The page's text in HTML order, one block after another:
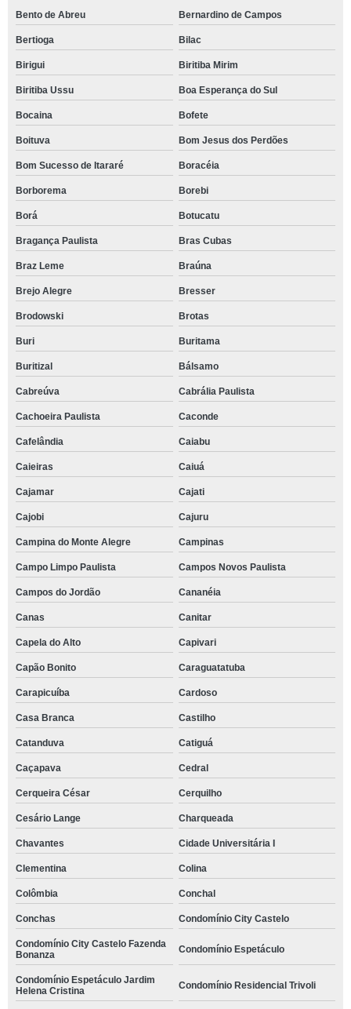
Bento de Abreu Bernardino de Campos
Bertioga Bilac
Birigui Biritiba Mirim
Biritiba Ussu Boa Esperança do Sul
Bocaina Bofete
Boituva Bom Jesus dos Perdões
Bom Sucesso de Itararé Boracéia
Borborema Borebi
Borá Botucatu
Bragança Paulista Bras Cubas
Braz Leme Braúna
Brejo Alegre Bresser
Brodowski Brotas
Buri Buritama
Buritizal Bálsamo
Cabreúva Cabrália Paulista
Cachoeira Paulista Caconde
Cafelândia Caiabu
Caieiras Caiuá
Cajamar Cajati
Cajobi Cajuru
Campina do Monte Alegre Campinas
Campo Limpo Paulista Campos Novos Paulista
Campos do Jordão Cananéia
Canas Canitar
Capela do Alto Capivari
Capão Bonito Caraguatatuba
Carapicuíba Cardoso
Casa Branca Castilho
Catanduva Catiguá
Caçapava Cedral
Cerqueira César Cerquilho
Cesário Lange Charqueada
Chavantes Cidade Universitária I
Clementina Colina
Colômbia Conchal
Conchas Condomínio City Castelo
Condomínio City Castelo Fazenda
Bonanza
Condomínio Espetáculo
Condomínio Espetáculo Jardim
Helena Cristina
Condomínio Residencial Trivoli